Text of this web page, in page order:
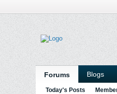
Forums Blogs
Today's Posts